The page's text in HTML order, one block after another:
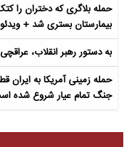
حمله بلاگری که دختران را
بیمارستان بستری شد + ویدئو
به دستور رهبر انقلاب،
حمله زمینی آمریکا به
جنگ تمام عیار شروع شده